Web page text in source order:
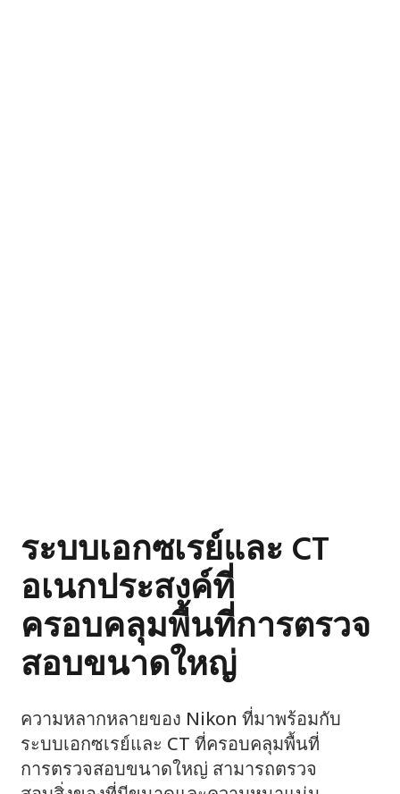
ระบบเอกซเรย์และ CT
อเนกประสงค์ที่
ครอบคลุมพื้นที่การตรวจ
สอบขนาดใหญ่
ความหลากหลายของ Nikon ที่มาพร้อมกับ
ระบบเอกซเรย์และ CT ที่ครอบคลุมพื้นที่
การตรวจสอบขนาดใหญ่ สามารถตรวจ